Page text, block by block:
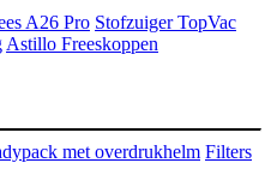
A26 Pro Stofzuiger TopVac
Astillo Freeskoppen
met overdrukhelm Filters